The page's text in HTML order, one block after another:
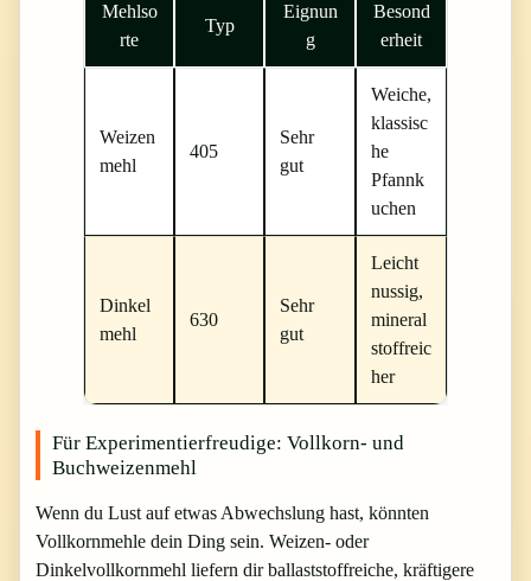
Mehlso
rte
Typ
Eignun
g
Besond
erheit
Weizen
mehl
405
Sehr
gut
Weiche,
klassisc
he
Pfannk
uchen
Dinkel
mehl
630
Sehr
gut
Leicht
nussig,
mineral
stoffreic
her
Für Experimentierfreudige: Vollkorn- und
Buchweizenmehl
Wenn du Lust auf etwas Abwechslung hast, könnten
Vollkornmehle dein Ding sein. Weizen- oder
Dinkelvollkornmehl liefern dir ballaststoffreiche, kräftigere